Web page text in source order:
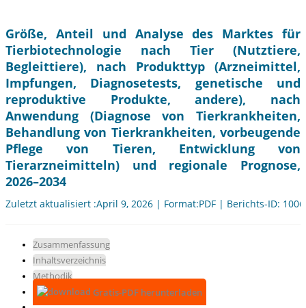
Größe, Anteil und Analyse des Marktes für
Tierbiotechnologie nach Tier (Nutztiere,
Begleittiere), nach Produkttyp (Arzneimittel,
Impfungen, Diagnosetests, genetische und
reproduktive Produkte, andere), nach
Anwendung (Diagnose von Tierkrankheiten,
Behandlung von Tierkrankheiten, vorbeugende
Pflege von Tieren, Entwicklung von
Tierarzneimitteln) und regionale Prognose,
2026–2034
Zuletzt aktualisiert :April 9, 2026 | Format:PDF | Berichts-ID:
Zusammenfassung
Inhaltsverzeichnis
Methodik
Gratis-PDF herunterladen